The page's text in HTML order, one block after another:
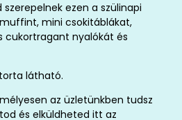
ezen a szülinapi
mini csokitáblákat,
cukortragant nyalókát és
látható.
az üzletünkben tudsz
és elküldheted itt az